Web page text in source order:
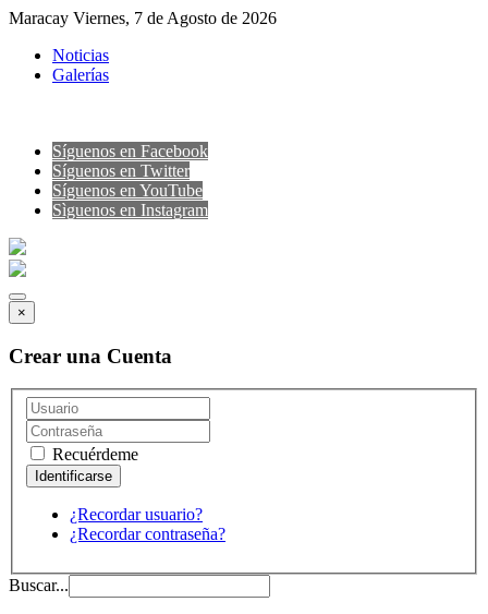
Maracay Viernes, 7 de Agosto de 2026
Noticias
Galerías
Síguenos en Facebook
Síguenos en Twitter
Síguenos en YouTube
Sìguenos en Instagram
×
Crear una Cuenta
Recuérdeme
¿Recordar usuario?
¿Recordar contraseña?
Buscar...